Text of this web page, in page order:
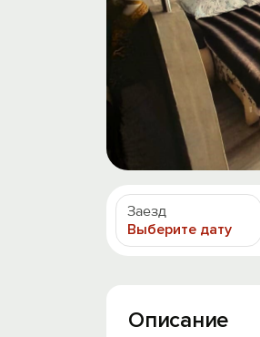
Заезд
Выберите дату
Описание